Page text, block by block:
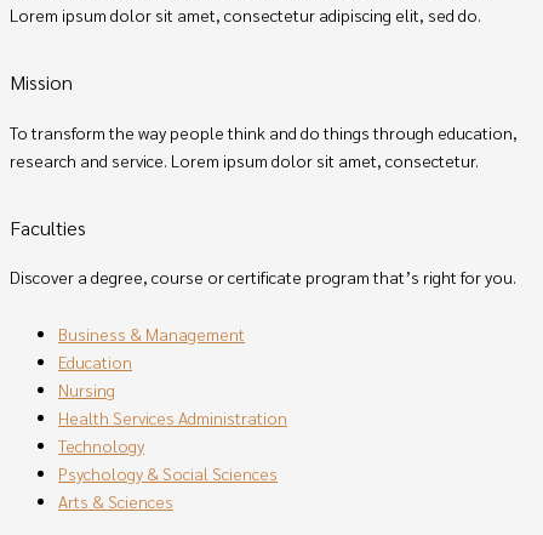
Lorem ipsum dolor sit amet, consectetur adipiscing elit, sed do.
Mission
To transform the way people think and do things through education,
research and service. Lorem ipsum dolor sit amet, consectetur.
Faculties
Discover a degree, course or certificate program that’s right for you.
Business & Management
Education
Nursing
Health Services Administration
Technology
Psychology & Social Sciences
Arts & Sciences